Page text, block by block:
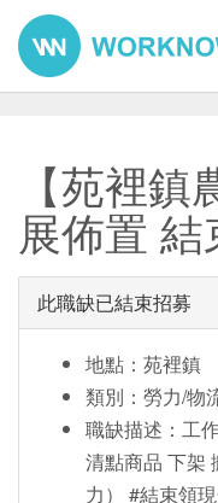
【苑裡
展佈置
此職缺已結束招募
地點：苑裡鎮
類別：勞力/物
職缺描述：工
清點商品 下架
力） #結束領